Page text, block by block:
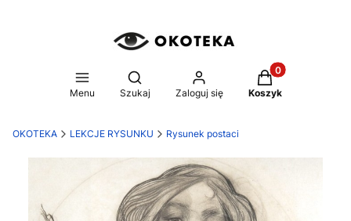
Menu
Otwórz wyszukiwarkę
Szukaj Zaloguj się
Produkty w
Koszyk
OKOTEKA LEKCJE RYSUNKU Rysunek postaci